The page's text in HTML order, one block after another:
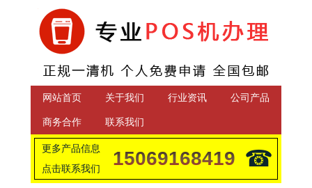
网站首页 关于我们 行业资讯 公司产品
商务合作 联系我们
更多产品信息
点击联系我们
15069168419 ☎